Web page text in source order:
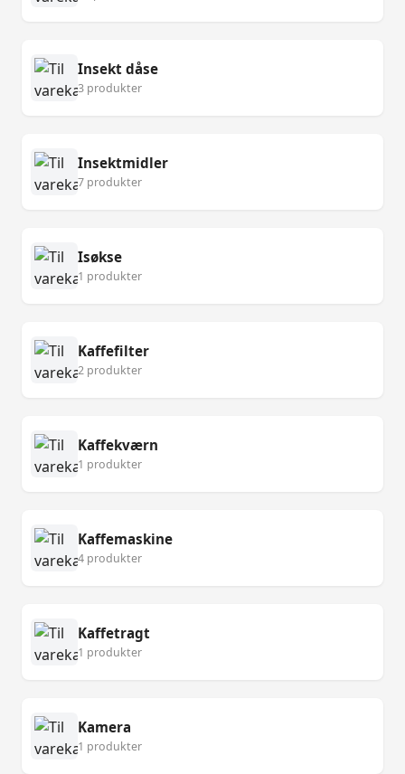
Insekt dåse
3 produkter
Insektmidler
7 produkter
Isøkse
1 produkter
Kaffefilter
2 produkter
Kaffekværn
1 produkter
Kaffemaskine
4 produkter
Kaffetragt
1 produkter
Kamera
1 produkter